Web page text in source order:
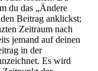
du das „Ändere
Beitrag anklickst;
Zeitraum nach
jemand auf deinen
in der
Es wird